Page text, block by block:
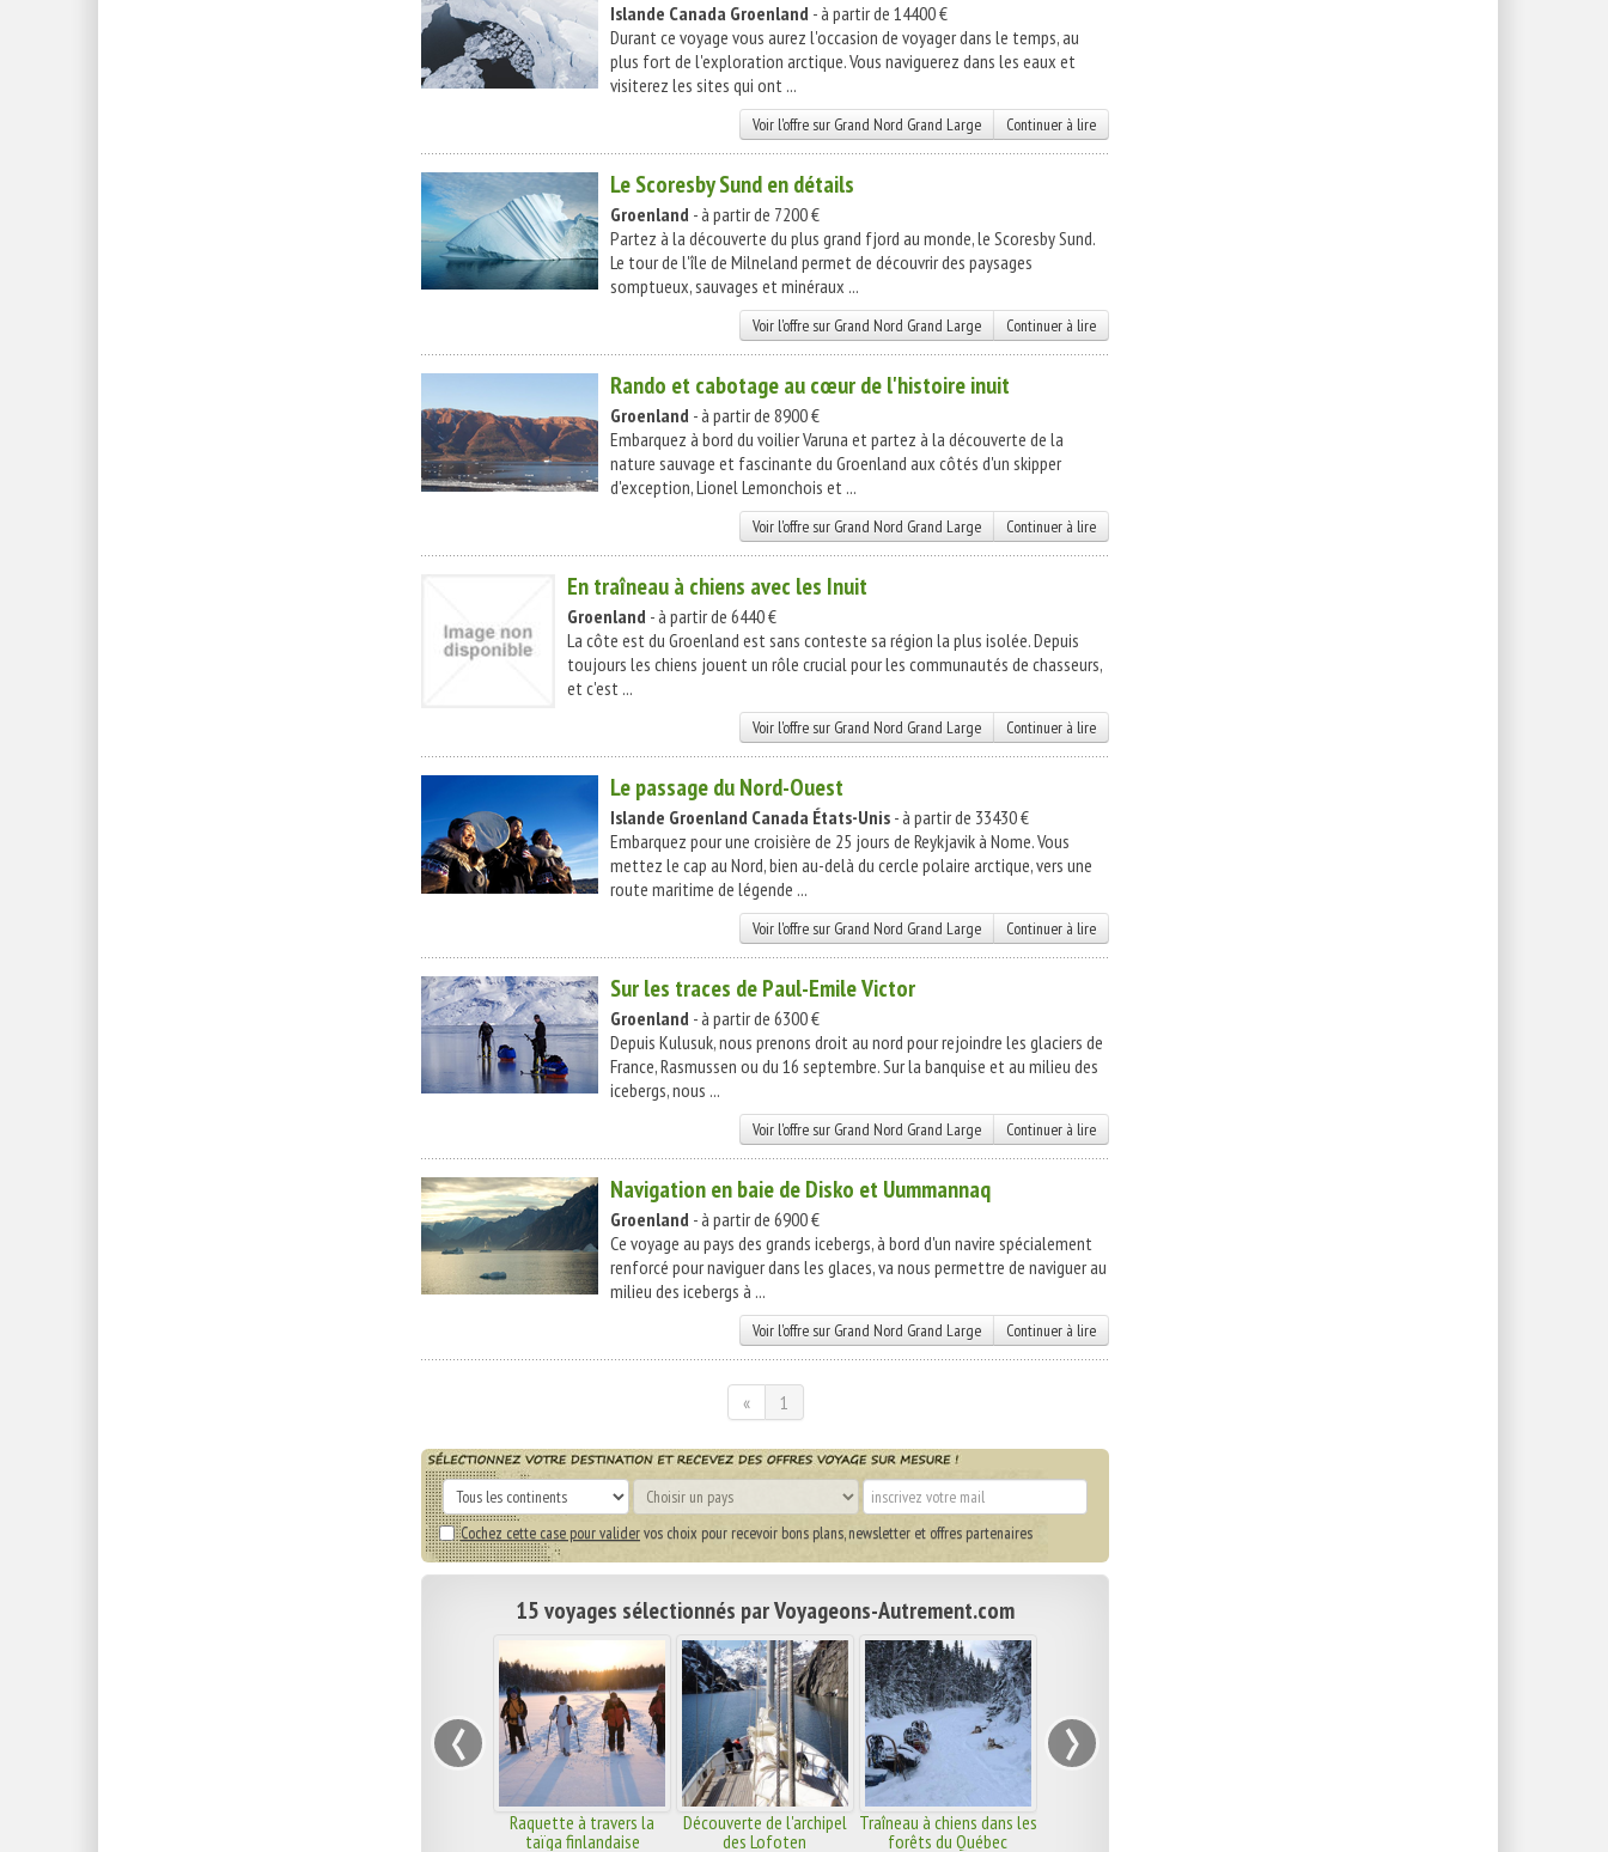
Islande Canada Groenland - à partir de 14400 €
Durant ce voyage vous aurez l'occasion de voyager dans le temps, au
plus fort de l'exploration arctique. Vous naviguerez dans les eaux et
visiterez les sites qui ont ...
Voir l'offre sur Grand Nord Grand Large Continuer à lire
Le Scoresby Sund en détails
Groenland - à partir de 7200 €
Partez à la découverte du plus grand fjord au monde, le Scoresby Sund.
Le tour de l'île de Milneland permet de découvrir des paysages
somptueux, sauvages et minéraux ...
Voir l'offre sur Grand Nord Grand Large Continuer à lire
Rando et cabotage au cœur de l'histoire inuit
Groenland - à partir de 8900 €
Embarquez à bord du voilier Varuna et partez à la découverte de la
nature sauvage et fascinante du Groenland aux côtés d'un skipper
d'exception, Lionel Lemonchois et ...
Voir l'offre sur Grand Nord Grand Large Continuer à lire
En traîneau à chiens avec les Inuit
Groenland - à partir de 6440 €
La côte est du Groenland est sans conteste sa région la plus isolée. Depuis
toujours les chiens jouent un rôle crucial pour les communautés de chasseurs,
et c'est ...
Voir l'offre sur Grand Nord Grand Large Continuer à lire
Le passage du Nord-Ouest
Islande Groenland Canada États-Unis - à partir de 33430 €
Embarquez pour une croisière de 25 jours de Reykjavik à Nome. Vous
mettez le cap au Nord, bien au-delà du cercle polaire arctique, vers une
route maritime de légende ...
Voir l'offre sur Grand Nord Grand Large Continuer à lire
Sur les traces de Paul-Emile Victor
Groenland - à partir de 6300 €
Depuis Kulusuk, nous prenons droit au nord pour rejoindre les glaciers de
France, Rasmussen ou du 16 septembre. Sur la banquise et au milieu des
icebergs, nous ...
Voir l'offre sur Grand Nord Grand Large Continuer à lire
Navigation en baie de Disko et Uummannaq
Groenland - à partir de 6900 €
Ce voyage au pays des grands icebergs, à bord d'un navire spécialement
renforcé pour naviguer dans les glaces, va nous permettre de naviguer au
milieu des icebergs à ...
Voir l'offre sur Grand Nord Grand Large Continuer à lire
« 1
Cochez cette case pour validervos choix pour recevoir bons plans, newsletter et offres partenaires
15 voyages sélectionnés par Voyageons-Autrement.com
Raquette à travers la
taïga finlandaise
Découverte de l'archipel
des Lofoten
Traîneau à chiens dans les
forêts du Québec
‹ ›